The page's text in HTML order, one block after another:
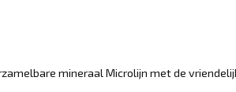
mineraal Microlijn met de